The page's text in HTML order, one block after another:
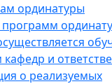
ординатуры
кафедр и
о реализуемых